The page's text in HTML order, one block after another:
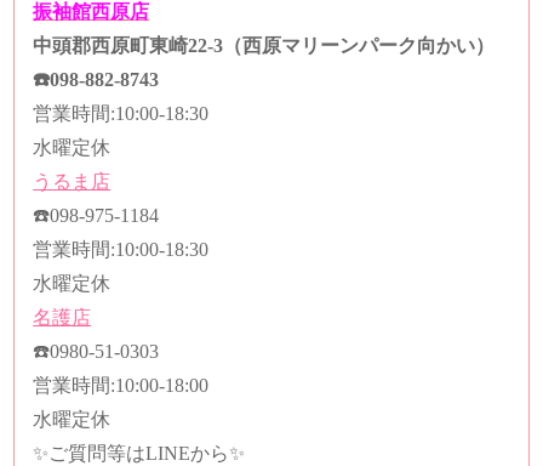
振袖館西原店
中頭郡西原町東崎22-3（西原マリーンパーク向かい）
☎️098-882-8743
営業時間:10:00-18:30
水曜定休
うるま店
☎️098-975-1184
営業時間:10:00-18:30
水曜定休
名護店
☎️0980-51-0303
営業時間:10:00-18:00
水曜定休
✨ご質問等はLINEから✨